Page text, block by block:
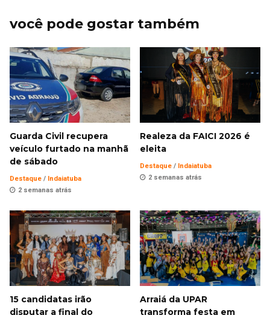
você pode gostar também
Guarda Civil recupera
veículo furtado na manhã
de sábado
Destaque / Indaiatuba
2 semanas atrás
Realeza da FAICI 2026 é
eleita
Destaque / Indaiatuba
2 semanas atrás
15 candidatas irão
disputar a final do
Arraiá da UPAR
transforma festa em